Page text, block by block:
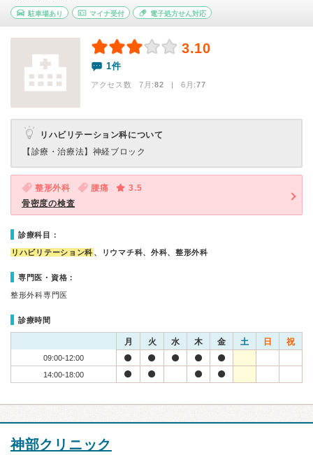
駐車場あり マイナ受付 電子処方せん対応
3.10
1件
アクセス数 7月:82 | 6月:77
リハビリテーション科について
【診療・治療法】 神経ブロック
整形外科 腰痛
3.5
骨密度の検査
診療科目：
リハビリテーション科 、リウマチ科、外科、整形外科
専門医・資格：
整形外科専門医
診療時間
月 火 水 木 金 土 日 祝
09:00-12:00
14:00-18:00
神部クリニック